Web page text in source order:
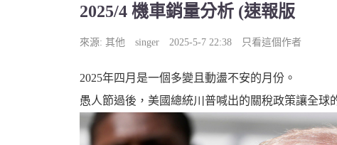
2025/4 機車銷量分析 (速報版
來源: 其他 singer 2025-5-7 22:38 只看這個作者
2025年四月是一個多變且動盪不安的月份。
愚人節過後，美國總統川普喊出的關稅政策讓全球